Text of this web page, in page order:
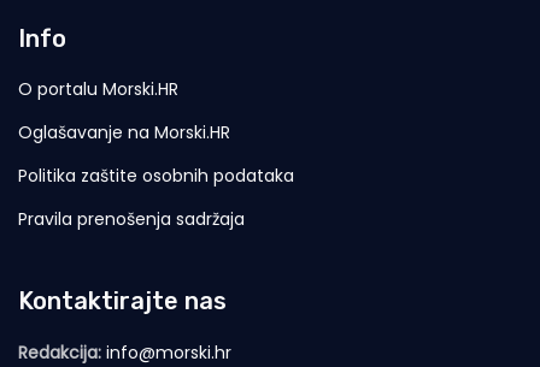
Info
O portalu Morski.HR
Oglašavanje na Morski.HR
Politika zaštite osobnih podataka
Pravila prenošenja sadržaja
Kontaktirajte nas
Redakcija: info@morski.hr